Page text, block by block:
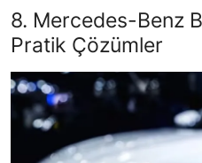
8. Mercedes-Benz
Pratik Çözümler